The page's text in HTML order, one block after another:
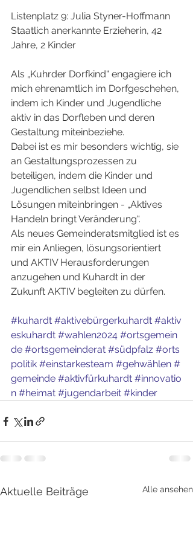
Listenplatz 9: Julia Styner-Hoffmann
Staatlich anerkannte Erzieherin, 42
Jahre, 2 Kinder
Als „Kuhrder Dorfkind“ engagiere ich
mich ehrenamtlich im Dorfgeschehen,
indem ich Kinder und Jugendliche
aktiv in das Dorfleben und deren
Gestaltung miteinbeziehe.
Dabei ist es mir besonders wichtig, sie
an Gestaltungsprozessen zu
beteiligen, indem die Kinder und
Jugendlichen selbst Ideen und
Lösungen miteinbringen - „Aktives
Handeln bringt Veränderung“.
Als neues Gemeinderatsmitglied ist es
mir ein Anliegen, lösungsorientiert
und AKTIV Herausforderungen
anzugehen und Kuhardt in der
Zukunft AKTIV begleiten zu dürfen.
#kuhardt #aktivebürgerkuhardt #aktiv
eskuhardt #wahlen2024 #ortsgemein
de #ortsgemeinderat #südpfalz #orts
politik #einstarkesteam #gehwählen #
gemeinde #aktivfürkuhardt #innovatio
n #heimat #jugendarbeit #kinder
Aktuelle Beiträge Alle ansehen